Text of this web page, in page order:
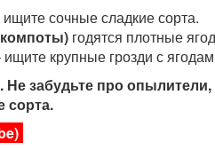
ищите сочные сладкие сорта.
годятся плотные
ищите крупные грозди с
забудьте про опылители,
сорта.